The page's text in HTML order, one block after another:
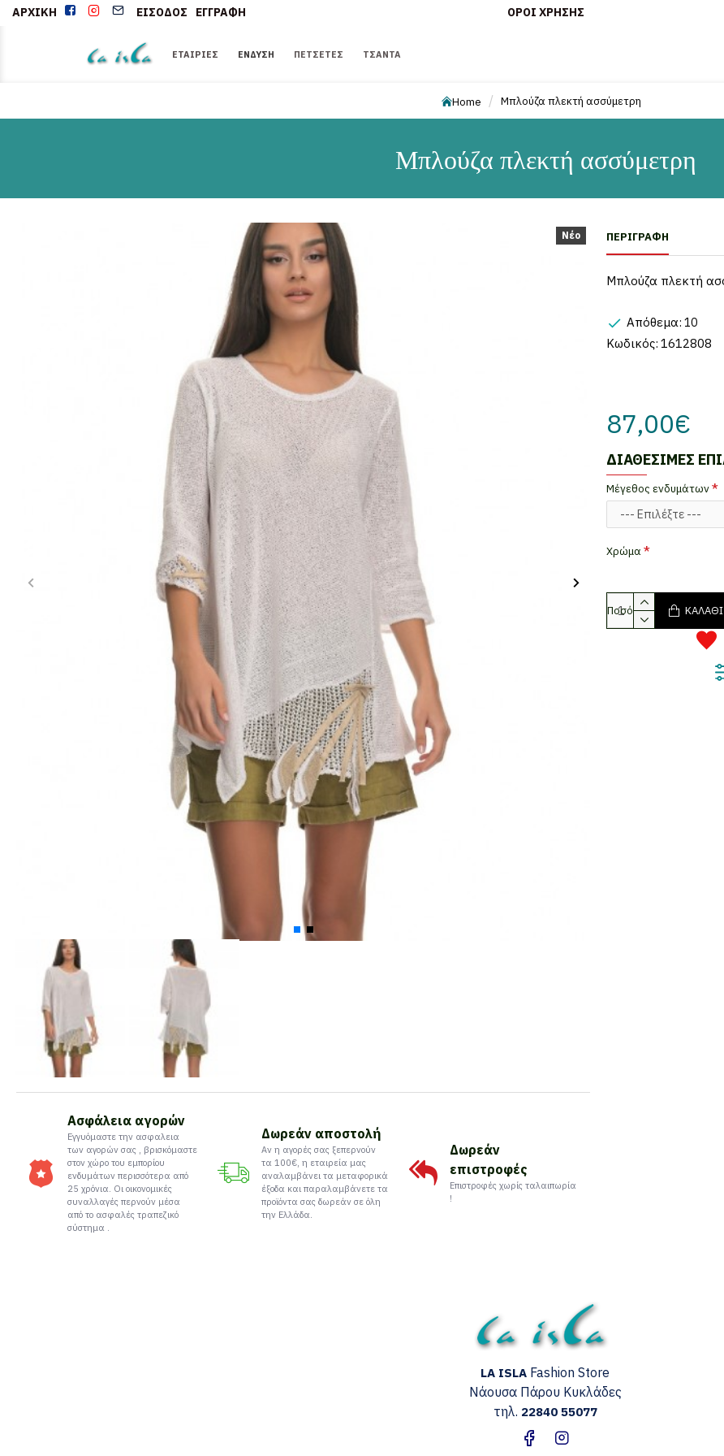
ΑΡΧΙΚΉ ΕΊΣΟΔΟΣ ΕΓΓΡΑΦΉ ΌΡΟΙ ΧΡΉΣΗΣ
ΕΤΑΙΡΊΕΣ ΈΝΔΥΣΗ ΠΕΤΣΈΤΕΣ
ΤΣΆΝΤΑ
Home Μπλούζα πλεκτή ασσύμετρη
Μπλούζα πλεκτή ασσύμετρη
Νέο
Ασφάλεια αγορών
Εγγυόμαστε την ασφαλεια
των αγορών σας , βρισκόμαστε
στον χώρο του εμπορίου
ενδυμάτων περισσότερα από
25 χρόνια. Οι οικονομικές
συναλλαγές περνούν μέσα
από το ασφαλές τραπεζικό
σύστημα .
Δωρεάν αποστολή
Αν η αγορές σας ξεπερνούν
τα 100€, η εταιρεία μας
αναλαμβάνει τα μεταφορικά
έξοδα και παραλαμβάνετε τα
προϊόντα σας δωρεάν σε όλη
την Ελλάδα.
Δωρεάν
επιστροφές
Επιστροφές χωρίς ταλαιπωρία
!
ΠΕΡΙΓΡΑΦΉ
Μπλούζα πλεκτή
Απόθεμα: 10
Κωδικός: 1612808
87,00€
ΔΙΑΘΈΣΙΜΕΣ
Mέγεθος ενδυμάτων
Χρώμα
Ποσότητα ΚΑΛΆΘΙ
LA ISLA Fashion Store
Νάουσα Πάρου Κυκλάδες
τηλ. 22840 55077